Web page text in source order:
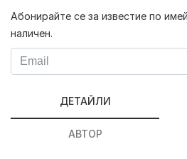
Абонирайте се за известие по
наличен.
ДЕТАЙЛИ
АВТОР